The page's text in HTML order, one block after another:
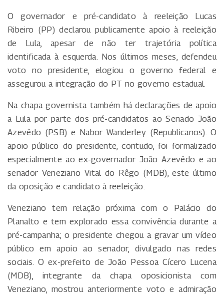
O governador e pré-candidato à reeleição Lucas
Ribeiro (PP) declarou publicamente apoio à reeleição
de Lula, apesar de não ter trajetória política
identificada à esquerda. Nos últimos meses, defendeu
voto no presidente, elogiou o governo federal e
assegurou a integração do PT no governo estadual.
Na chapa governista também há declarações de apoio
a Lula por parte dos pré-candidatos ao Senado João
Azevêdo (PSB) e Nabor Wanderley (Republicanos). O
apoio público do presidente, contudo, foi formalizado
especialmente ao ex-governador João Azevêdo e ao
senador Veneziano Vital do Rêgo (MDB), este último
da oposição e candidato à reeleição.
Veneziano tem relação próxima com o Palácio do
Planalto e tem explorado essa convivência durante a
pré-campanha; o presidente chegou a gravar um vídeo
público em apoio ao senador, divulgado nas redes
sociais. O ex-prefeito de João Pessoa Cícero Lucena
(MDB), integrante da chapa oposicionista com
Veneziano, mostrou anteriormente voto e admiração